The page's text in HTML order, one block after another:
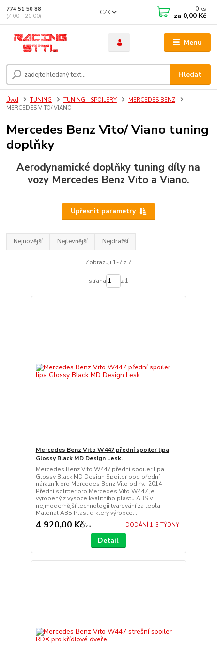
Menu
CZK
Hledat
774 51 50 88
(7:00 - 20:00)
0 ks
za 0,00 Kč
Úvod TUNING TUNING - SPOILERY
MERCEDES BENZ
MERCEDES VITO/ VIANO
Mercedes Benz Vito/ Viano tuning
doplňky
Aerodynamické doplňky tuning díly na
vozy Mercedes Benz Vitoa Viano.
Upřesnit parametry
Nejnovější Nejlevnější Nejdražší
Zobrazuji 1-7 z 7
strana z 1
Mercedes Benz Vito W447 přední spoiler lipa
Glossy Black MD Design Lesk.
Mercedes Benz Vito W447 přední spoiler lipa
Glossy Black MD Design Spoiler pod přední
nárazník pro Mercedes Benz Vito od r.v.: 2014-
Přední splitter pro Mercedes Vito W447 je
vyrobený z vysoce kvalitního plastu ABS v
nejmodernější technologii tvarování za tepla.
Materiál ABS Plastic, který výrobce...
4 920,00 Kč/ks DODÁNÍ 1-3 TÝDNY
Detail